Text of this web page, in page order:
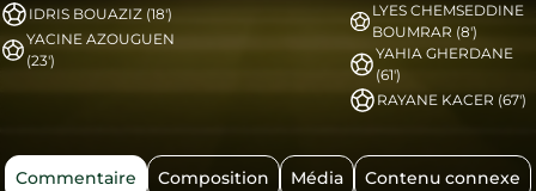
IDRIS BOUAZIZ (18')
YACINE AZOUGUEN
(23')
LYES CHEMSEDDINE
BOUMRAR (8')
YAHIA GHERDANE
(61')
RAYANE KACER (67')
Commentaire Composition Média Contenu connexe